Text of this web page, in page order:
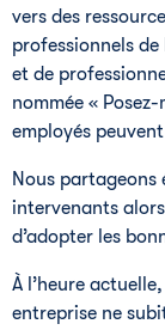
vers des
professionnels
et de
nommée «
employés
Nous partageons
intervenants
d’adopter les
À l’heure
entreprise ne